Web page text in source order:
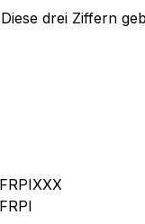
Diese drei Ziffern